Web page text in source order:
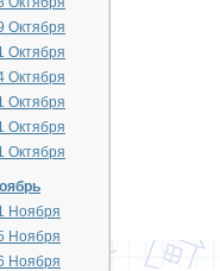
Октября
Октября
Октября
Октября
Октября
Октября
Ноября
Ноября
Ноября